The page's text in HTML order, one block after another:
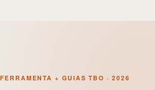
FERRAMENTA + GUIAS TBO · 2026